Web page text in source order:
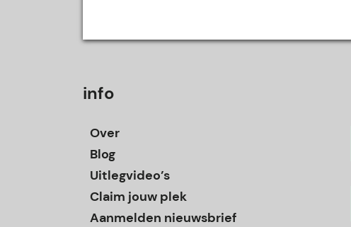
info
Over
Blog
Uitlegvideo’s
Claim jouw plek
Aanmelden nieuwsbrief